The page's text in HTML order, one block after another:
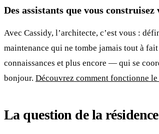
Des assistants que vous
Avec Cassidy, l’architecte, c’est vous :
maintenance qui ne tombe jamais tout à
connaissances et plus encore — qui se
bonjour. Découvrez comment fonctionne le
La question de la